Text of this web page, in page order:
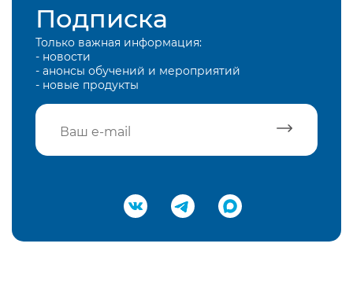
Подписка
Только важная информация:
- новости
- анонсы обучений и мероприятий
- новые продукты
Подтвердить e-mail